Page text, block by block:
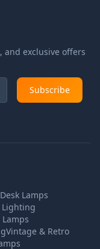
exclusive offers
Subscribe
Desk Lamps
Lighting
Vintage & Retro